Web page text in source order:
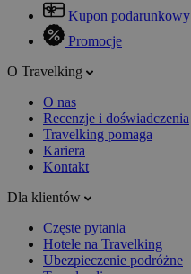
Kupon podarunkowy
Promocje
O Travelking
O nas
Recenzje i doświadczenia
Travelking pomaga
Kariera
Kontakt
Dla klientów
Częste pytania
Hotele na Travelking
Ubezpieczenie podróżne